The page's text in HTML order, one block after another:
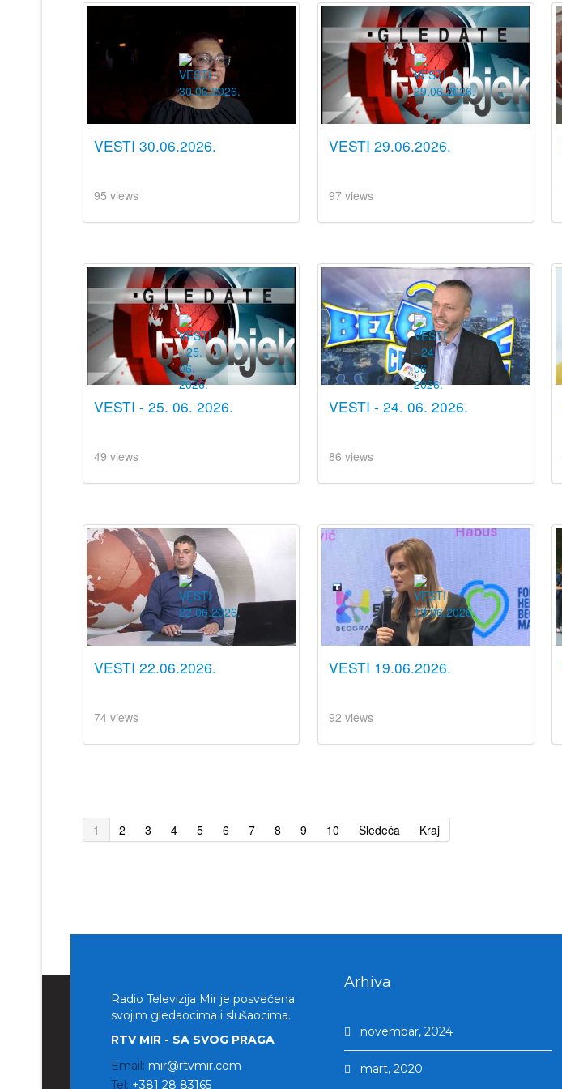
VESTI 30.06.2026.
95 views
VESTI 29.06.2026.
97 views
VESTI - 25. 06. 2026.
49 views
VESTI - 24. 06. 2026.
86 views
VESTI 22.06.2026.
74 views
VESTI 19.06.2026.
92 views
1 2 3 4 5 6 7 8 9 10 Sledeća Kraj
Radio Televizija Mir je posvećena
svojim gledaocima i slušaocima.
RTV MIR - SA SVOG PRAGA
Email: mir@rtvmir.com
Tel: +381 28 83165
Arhiva
novembar, 2024
mart, 2020